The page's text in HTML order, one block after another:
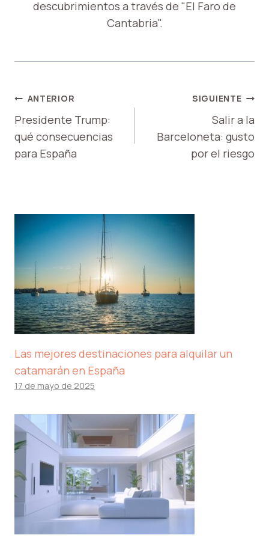
descubrimientos a través de "El Faro de
Cantabria".
NAVEGACIÓN
DE
ENTRADAS
ANTERIOR
Presidente Trump:
qué consecuencias
para España
SIGUIENTE
Salir a la
Barceloneta: gusto
por el riesgo
Las mejores destinaciones para alquilar un
catamarán en España
17 de mayo de 2025